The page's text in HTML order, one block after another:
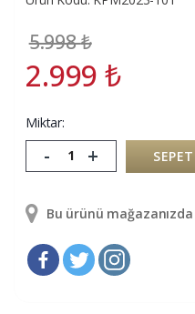
5.998₺
2.999₺
Miktar:
- +
Bu ürünü